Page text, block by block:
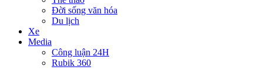
Đời sống văn hóa
Du lịch
Xe
Media
Công luận 24H
Rubik 360